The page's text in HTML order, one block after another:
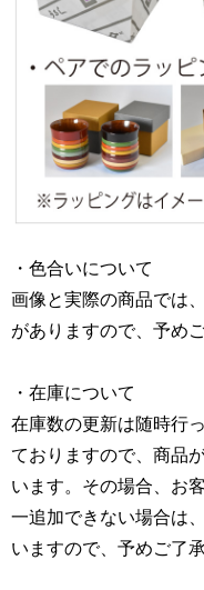
・色合いについて
画像と実際の商品では
がありますので、予め
・在庫について
在庫数の更新は随時行
ておりますので、商品
います。その場合、お
一追加できない場合は
いますので、予めご了